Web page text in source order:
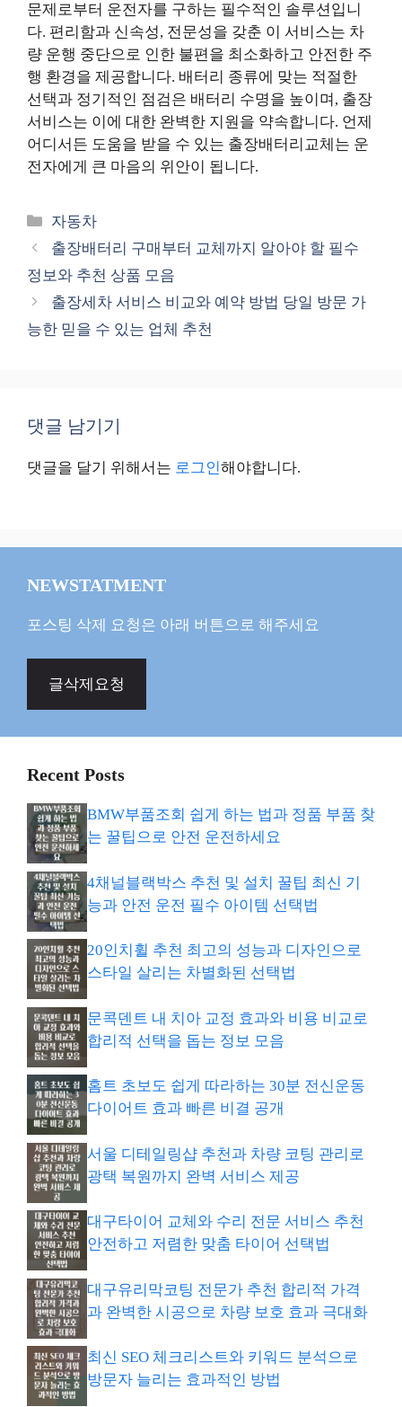
문제로부터 운전자를 구하는 필수적인 솔루션입니
다. 편리함과 신속성, 전문성을 갖춘 이 서비스는 차
량 운행 중단으로 인한 불편을 최소화하고 안전한 주
행 환경을 제공합니다. 배터리 종류에 맞는 적절한
선택과 정기적인 점검은 배터리 수명을 높이며, 출장
서비스는 이에 대한 완벽한 지원을 약속합니다. 언제
어디서든 도움을 받을 수 있는 출장배터리교체는 운
전자에게 큰 마음의 위안이 됩니다.
카
테
리
자동차
출장배터리 구매부터 교체까지 알아야 할 필수
정보와 추천 상품 모음
출장세차 서비스 비교와 예약 방법 당일 방문 가
능한 믿을 수 있는 업체 추천
댓글 남기기
댓글을 달기 위해서는 로그인해야합니다.
NEWSTATMENT
포스팅 삭제 요청은 아래 버튼으로 해주세요
글삭제요청
Recent Posts
BMW부품조회 쉽게 하는 법과 정품 부품 찾
는 꿀팁으로 안전 운전하세요
4채널블랙박스 추천 및 설치 꿀팁 최신 기
능과 안전 운전 필수 아이템 선택법
20인치휠 추천 최고의 성능과 디자인으로
스타일 살리는 차별화된 선택법
문콕덴트 내 치아 교정 효과와 비용 비교로
합리적 선택을 돕는 정보 모음
홈트 초보도 쉽게 따라하는 30분 전신운동
다이어트 효과 빠른 비결 공개
서울 디테일링샵 추천과 차량 코팅 관리로
광택 복원까지 완벽 서비스 제공
대구타이어 교체와 수리 전문 서비스 추천
안전하고 저렴한 맞춤 타이어 선택법
대구유리막코팅 전문가 추천 합리적 가격
과 완벽한 시공으로 차량 보호 효과 극대화
최신 SEO 체크리스트와 키워드 분석으로
방문자 늘리는 효과적인 방법